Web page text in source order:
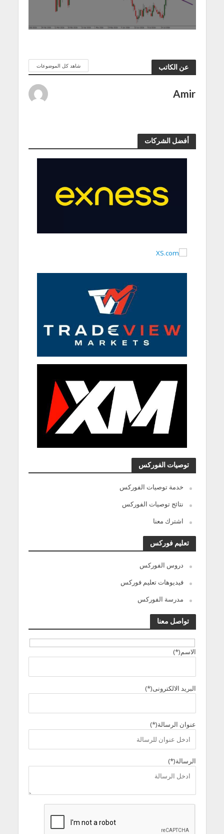
عن الكاتب شاهد كل الموضوعات
Amir
أفضل الشركات
توصيات الفوركس
خدمة توصيات الفوركس
نتائج توصيات الفوركس
اشترك معنا
تعليم فوركس
دروس الفوركس
فيديوهات تعليم فوركس
مدرسة الفوركس
تواصل معنا
الاسم(*)
البريد الالكترونى(*)
عنوان الرسالة(*)
الرسالة(*)